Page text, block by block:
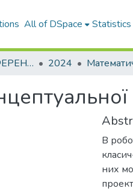
All of DSpace Statistics
МАТЕРІАЛИ КОНФЕРЕНЦІЙ 2024
В
них